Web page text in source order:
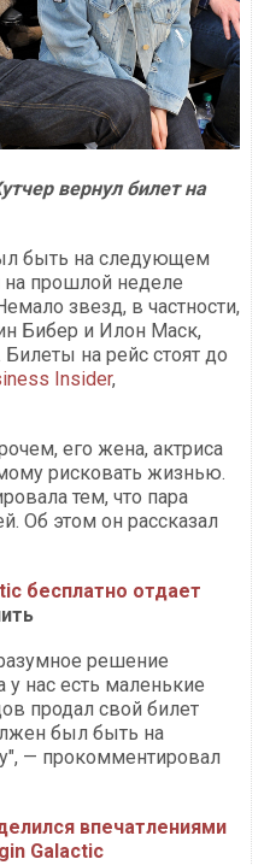
вернул билет на
быть на следующем
на прошлой неделе
звезд, в частности,
Бибер и Илон Маск,
на рейс стоят до
Insider,
его жена, актриса
рисковать жизнью.
тем, что пара
Об этом он рассказал
бесплатно отдает
решение
у нас есть маленькие
продал свой билет
был быть на
— прокомментировал
впечатлениями
Galactic